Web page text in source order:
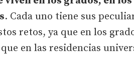
. Cada uno tiene sus
retos, ya que en los
en las residencias